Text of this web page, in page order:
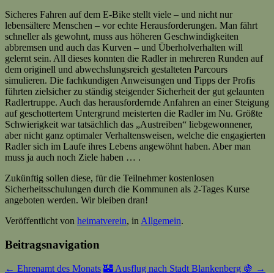
Sicheres Fahren auf dem E-Bike stellt viele – und nicht nur
lebensältere Menschen – vor echte Herausforderungen. Man fährt
schneller als gewohnt, muss aus höheren Geschwindigkeiten
abbremsen und auch das Kurven – und Überholverhalten will
gelernt sein. All dieses konnten die Radler in mehreren Runden auf
dem originell und abwechslungsreich gestalteten Parcours
simulieren. Die fachkundigen Anweisungen und Tipps der Profis
führten zielsicher zu ständig steigender Sicherheit der gut gelaunten
Radlertruppe. Auch das herausfordernde Anfahren an einer Steigung
auf geschottertem Untergrund meisterten die Radler im Nu. Größte
Schwierigkeit war tatsächlich das „Austreiben“ liebgewonnener,
aber nicht ganz optimaler Verhaltensweisen, welche die engagierten
Radler sich im Laufe ihres Lebens angewöhnt haben. Aber man
muss ja auch noch Ziele haben … .
Zukünftig sollen diese, für die Teilnehmer kostenlosen
Sicherheitsschulungen durch die Kommunen als 2-Tages Kurse
angeboten werden. Wir bleiben dran!
Veröffentlicht von heimatverein, in Allgemein.
Beitragsnavigation
← Ehrenamt des Monats 🏰 Ausflug nach Stadt Blankenberg 🍇 →